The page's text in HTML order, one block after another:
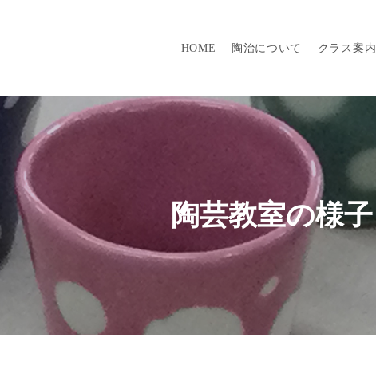
HOME 陶治について クラス案内
陶芸教室の様子